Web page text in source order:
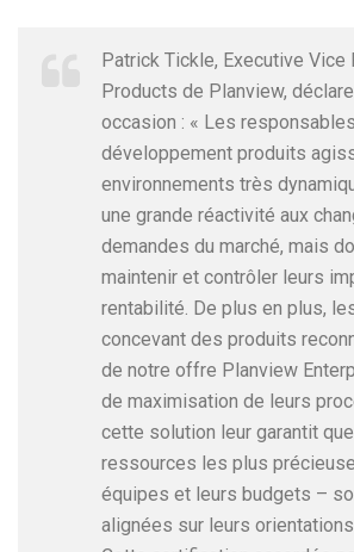
Patrick Tickle, Executive Vice
Products de Planview,
occasion : « Les
développement produits
environnements très
une grande réactivité aux
demandes du marché, mais
maintenir et contrôler leurs
rentabilité. De plus en plus,
concevant des produits
de notre offre Planview
de maximisation de leurs
cette solution leur garantit
ressources les plus
équipes et leurs budgets –
alignées sur leurs